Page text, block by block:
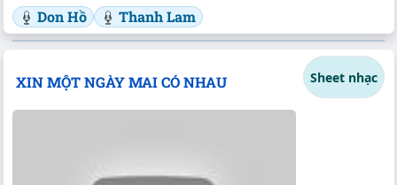
Don Hồ Thanh Lam
XIN MỘT NGÀY MAI CÓ NHAU Sheet nhạc